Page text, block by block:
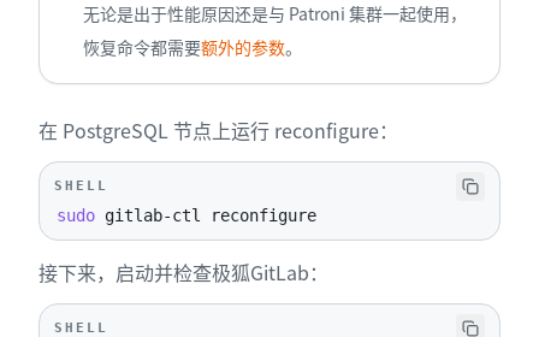
无论是出于性能原因还是与 Patroni 集群一起使用，
恢复命令都需要额外的参数。
在 PostgreSQL 节点上运行 reconfigure：
SHELL
sudo gitlab-ctl reconfigure
接下来，启动并检查极狐GitLab：
SHELL